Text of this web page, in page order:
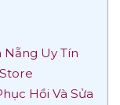
Nẵng Uy Tín
Hồi Và Sửa